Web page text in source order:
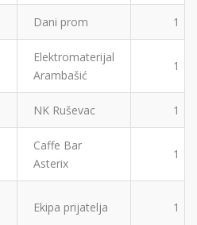
Dani prom 1
Elektromaterijal
Arambašić
1
NK Ruševac 1
Caffe Bar
Asterix
1
Ekipa prijatelja 1